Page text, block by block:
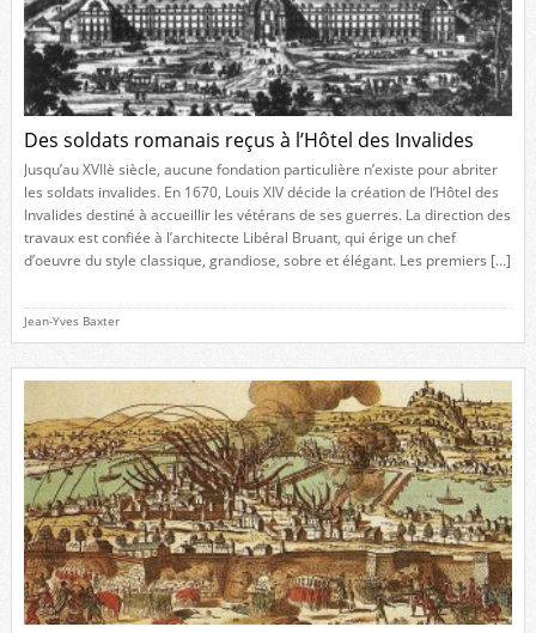
Des soldats romanais reçus à l’Hôtel des Invalides
Jusqu’au XVIIè siècle, aucune fondation particulière n’existe pour abriter
les soldats invalides. En 1670, Louis XIV décide la création de l’Hôtel des
Invalides destiné à accueillir les vétérans de ses guerres. La direction des
travaux est confiée à l’architecte Libéral Bruant, qui érige un chef
d’oeuvre du style classique, grandiose, sobre et élégant. Les premiers […]
Jean-Yves Baxter